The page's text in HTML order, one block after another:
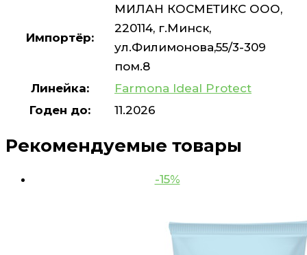
Импортёр:
МИЛАН КОСМЕТИКС ООО,
220114, г.Минск,
ул.Филимонова,55/3-309
пом.8
Линейка:
Farmona Ideal Protect
Годен до:
11.2026
Рекомендуемые товары
-15%